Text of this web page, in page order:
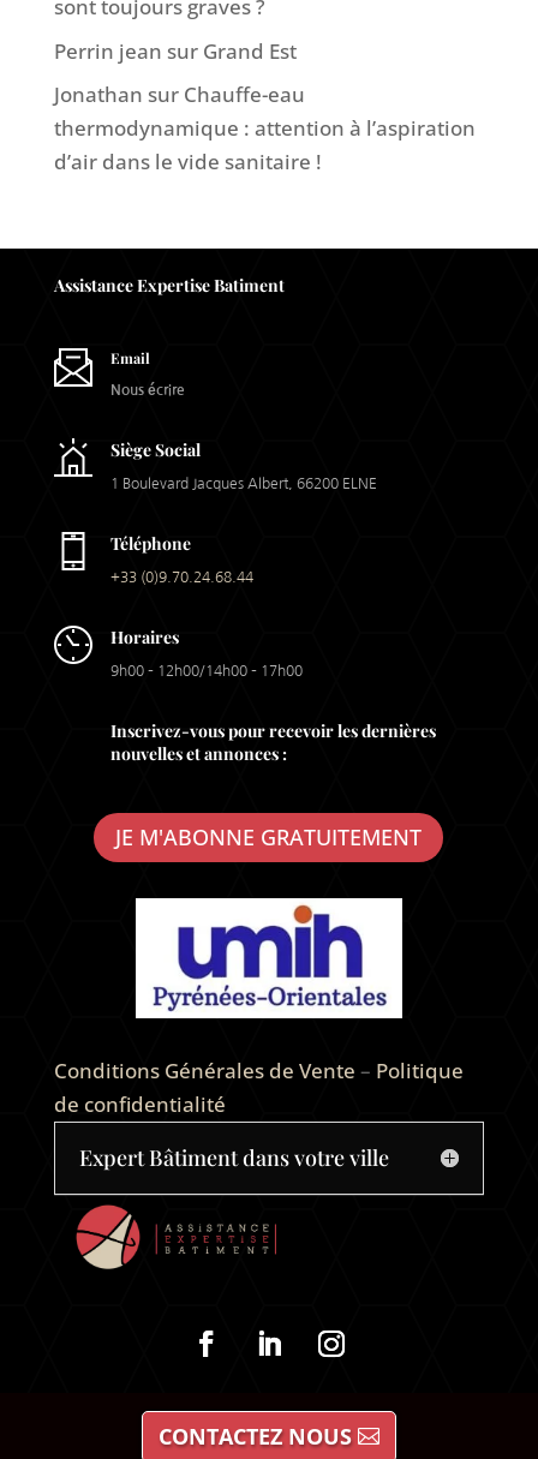
sont toujours graves ?
Perrin jean sur Grand Est
Jonathan sur Chauffe-eau
thermodynamique : attention à l’aspiration
d’air dans le vide sanitaire !
Assistance Expertise Batiment
Email
Nous écrire
Siège Social
1 Boulevard Jacques Albert, 66200 ELNE
Téléphone
+33 (0)9.70.24.68.44
Horaires
9h00 – 12h00/14h00 – 17h00
Inscrivez-vous pour recevoir les dernières
nouvelles et annonces :
JE M'ABONNE GRATUITEMENT
Conditions Générales de Vente – Politique
de confidentialité
Expert Bâtiment dans votre ville
Copyright ©2026 | Politique confidentialité |
CONTACTEZ NOUS